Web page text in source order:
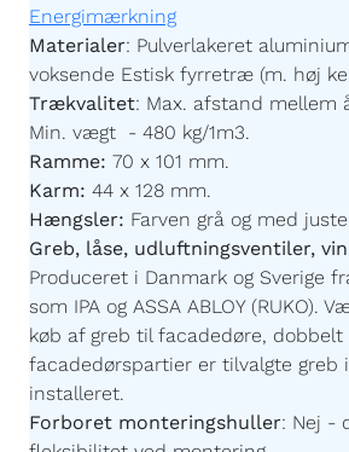
Energimærkning
Materialer: Pulverlakeret
voksende Estisk fyrretræ (m. høj
Trækvalitet: Max. afstand mellem
Min. vægt - 480 kg/1m3.
Ramme: 70 x 101 mm.
Karm: 44 x 128 mm.
Hængsler: Farven grå og med
Greb, låse, udluftningsventiler,
Produceret i Danmark og Sverige
som IPA og ASSA ABLOY (RUKO).
køb af greb til facadedøre, dobbelt
facadedørspartier er tilvalgte greb
installeret.
Forboret monteringshuller: Nej -